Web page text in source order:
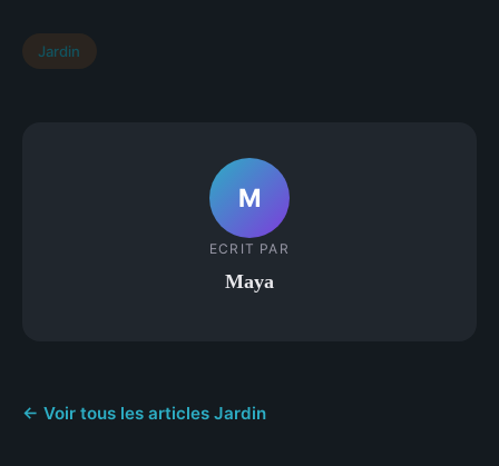
Jardin
M
ECRIT PAR
Maya
← Voir tous les articles Jardin